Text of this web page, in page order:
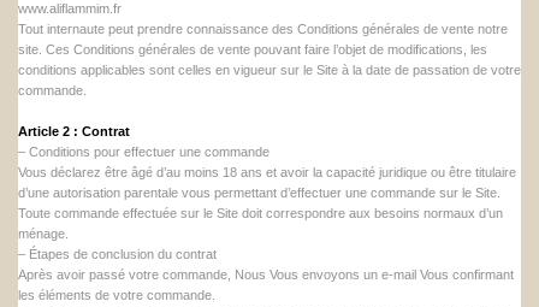
www.aliflammim.fr
Tout internaute peut prendre connaissance des Conditions générales de vente notre
site. Ces Conditions générales de vente pouvant faire l’objet de modifications, les
conditions applicables sont celles en vigueur sur le Site à la date de passation de votre
commande.
Article 2 : Contrat
– Conditions pour effectuer une commande
Vous déclarez être âgé d’au moins 18 ans et avoir la capacité juridique ou être titulaire
d’une autorisation parentale vous permettant d’effectuer une commande sur le Site.
Toute commande effectuée sur le Site doit correspondre aux besoins normaux d’un
ménage.
– Étapes de conclusion du contrat
Après avoir passé votre commande, Nous Vous envoyons un e-mail Vous confirmant
les éléments de votre commande.